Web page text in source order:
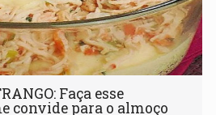
Faça esse
convide para o almoço